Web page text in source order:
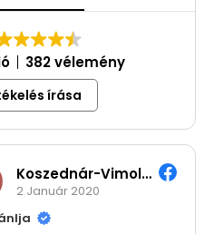
382 vélemény
írása
Koszednár-Vimola Hajnalka
2 Január 2020